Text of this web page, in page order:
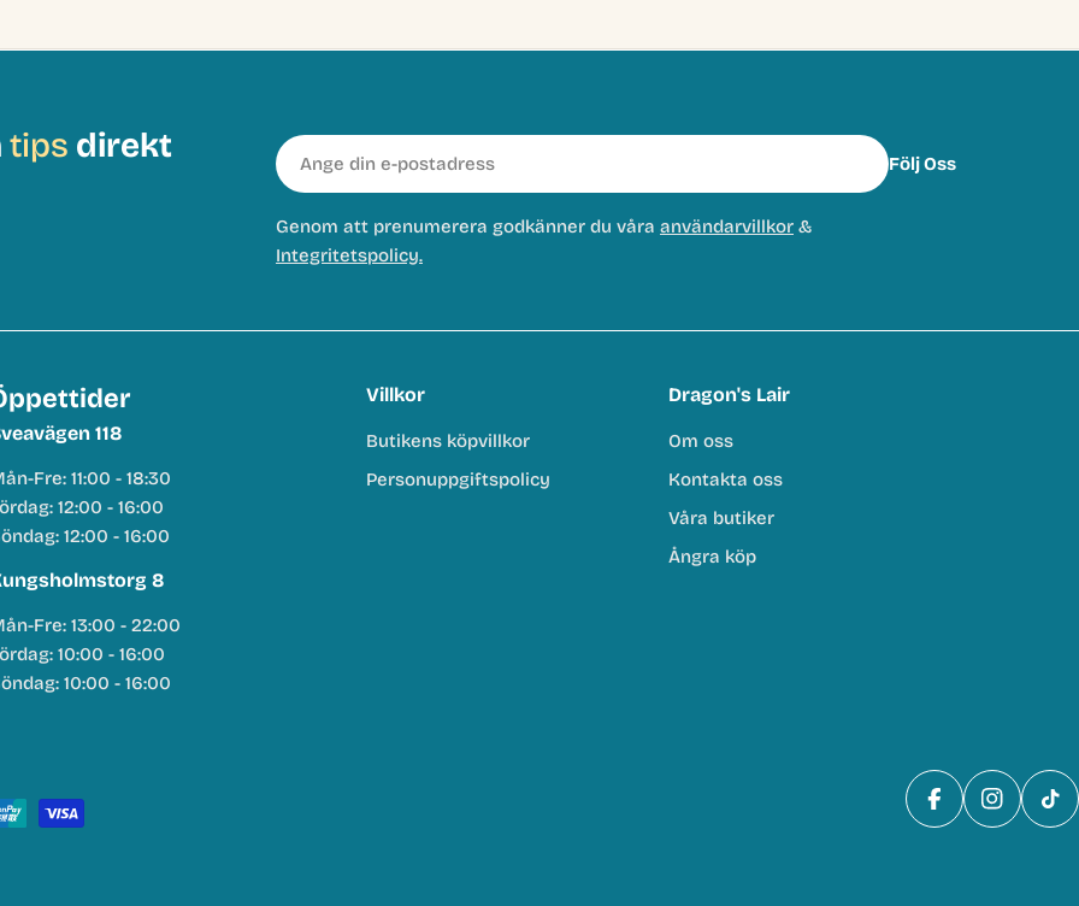
tips direkt
E-
post
Följ Oss
Genom att prenumerera godkänner du våra användarvillkor &
Integritetspolicy.
118
Fre: 11:00 - 18:30
12:00 - 16:00
12:00 - 16:00
8
Fre: 13:00 - 22:00
10:00 - 16:00
10:00 - 16:00
Villkor
Butikens köpvillkor
Personuppgiftspolicy
Dragon's Lair
Om oss
Kontakta oss
Våra butiker
Ångra köp
Facebook